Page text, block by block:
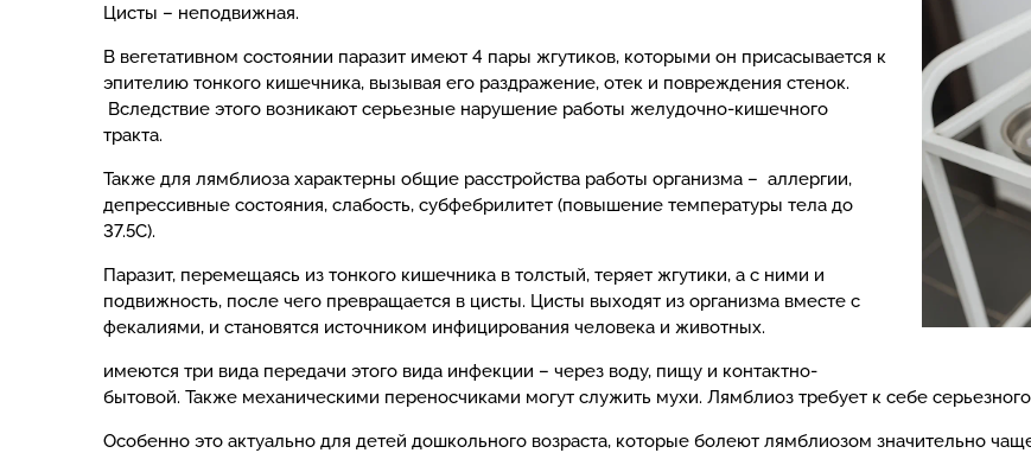
Цисты – неподвижная.
В вегетативном состоянии паразит имеют 4 пары жгутиков, которыми он присасывается к
эпителию тонкого кишечника, вызывая его раздражение, отек и повреждения стенок.
Вследствие этого возникают серьезные нарушение работы желудочно-кишечного
тракта.
Также для лямблиоза характерны общие расстройства работы организма – аллергии,
депрессивные состояния, слабость, субфебрилитет (повышение температуры тела до
37.5С).
Паразит, перемещаясь из тонкого кишечника в толстый, теряет жгутики, а с ними и
подвижность, после чего превращается в цисты. Цисты выходят из организма вместе с
фекалиями, и становятся источником инфицирования человека и животных.
имеются три вида передачи этого вида инфекции – через воду, пищу и контактно-
бытовой. Также механическими переносчиками могут служить мухи. Лямблиоз требует к себе
Особенно это актуально для детей дошкольного возраста, которые болеют лямблиозом значительно